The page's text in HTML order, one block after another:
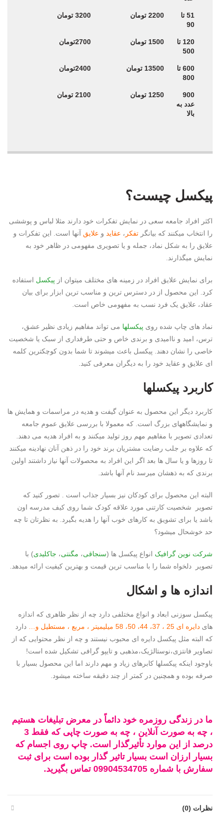
51 تا
90
2200 تومان 3200 تومان
120 تا
500
1500 تومان 2700تومان
600 تا
800
13500 تومان 2400تومان
900
عدد به
بالا
1250 تومان 2100 تومان
پیکسل چیست؟
اکثر افراد جامعه سعی در نمایش تفکرات خود دارند مثلا لباس و پوششی
را انتخاب میکنند که بیانگر تفکر ، عقاید و علایق آنها است. این تفکرات و
علایق را به شکل نماد، جمله و یا تصویری مفهومی در ظاهر خود به
نمایش میگذارند.
برای نمایش علایق افراد در زمینه های مختلف میتوان از پیکسل استفاده
کرد. این محصول از در دسترس ترین و مناسب ترین ابزار برای بیان
عقاد، علایق یک فرد نسب به مفهومی خاص است.
نماد های چاپ شده روی پیکسلها می تواند مفاهیم زیادی نظیر عشق،
ترس، امید و ناامیدی و برندی خاص و حتی طرفداری از سبک یا شخصیت
خاصی را نشان دهند. پیکسل باعث میشوند تا شما بدون کوچکترین کلمه
ای علایق و عقاید خود را به دیگران معرفی کنید.
کاربرد پیکسلها
کاربرد دیگر این محصول به عنوان گیفت و هدیه در مراسمات و همایش ها
و نمایشگاههای بزرگ است. که معمولا با بررسی علایق عموم جامعه
تعدادی تصویر با مفاهیم مهم روز تولید میکنند و به افراد هدیه می دهند.
که علاوه بر جلب رضایت مشتریان برند خود را در ذهن آنان نهادینه میکنند
تا روزها و یا سال ها بعد اگر این افراد به محصولات آنها نیاز داشتند اولین
برندی که به ذهشان میرسد نام آنها باشد.
البته این محصول برای کودکان نیز بسیار جذاب است . تصور کنید که
تصویر شخصیت کارتنی مورد علاقه کودک شما روی کیف مدرسه اون
باشد یا برای تشویق به کارهای خوب آنها را هدیه بگیرد. به نظرتان تا چه
حد خوشحال میشود؟
شرکت نوین گرافیک انواع پیکسل ها (سنجاقی، مگنتی، جاکلیدی) با
تصویر دلخواه شما را با مناسب ترین قیمت و بهترین کیفیت ارائه میدهد.
اندازه ها و اشکال
پیکسل سوزنی ابعاد و انواع مختلفی دارد چه از نظر ظاهری که اندازه
های دایره ای 25 ، 37، 44، 50، 58 میلیمیتر ، مربع ، مستطیل و…
دارد
که البته مثل پیکسل دایره ای محبوب نیستند و چه از نظر محتوایی که از
تصاویر فانتزی،نوستالژیک،مذهبی و تایپو گرافی تشکیل شده است!
باوجود اینکه پیکسلها کابرهای زیاد و مهم دارند اما این محصول بسیار با
صرفه بوده و همچنین در کمتر از چند دقیقه ساخته میشود.
ما در زندگی روزمره خود دائماً در معرض تبلیغات هستیم
، چه به صورت آنلاین ، چه به صورت چاپی که فقط 3
درصد از این موارد تأثیرگذار است. چاپ روی اجسام که
بسیار ارزان است بسیار تاثیر گذار بوده است برای ثبت
سفارش با شماره 09904534705 تماس بگیرید.
نظرات (0)